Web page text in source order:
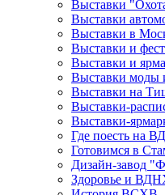
Выставки
Выставки
Выставки в
Выставки и
Выставки и
Выставки моды
Выставки на
Выставки-
Выставки-
Где поесть на
Готовимся в
Дизайн-завод
Здоровье и